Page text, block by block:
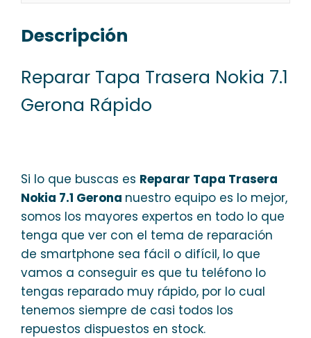
Descripción
Reparar Tapa Trasera Nokia 7.1
Gerona Rápido
Si lo que buscas es Reparar Tapa Trasera
Nokia 7.1 Gerona nuestro equipo es lo mejor,
somos los mayores expertos en todo lo que
tenga que ver con el tema de reparación
de smartphone sea fácil o difícil, lo que
vamos a conseguir es que tu teléfono lo
tengas reparado muy rápido, por lo cual
tenemos siempre de casi todos los
repuestos dispuestos en stock.